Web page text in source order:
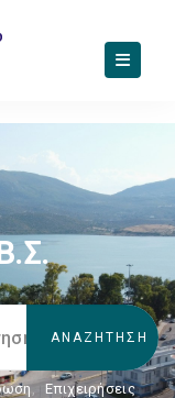
, Επιχειρήσεις